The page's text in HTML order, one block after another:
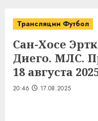
Трансляции Футбол
Сан-Хосе
Диего. МЛС.
18 августа
20:46 17.08.2025